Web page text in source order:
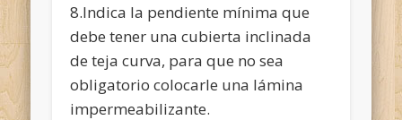
8.Indica la pendiente mínima que
debe tener una cubierta inclinada
de teja curva, para que no sea
obligatorio colocarle una lámina
impermeabilizante.